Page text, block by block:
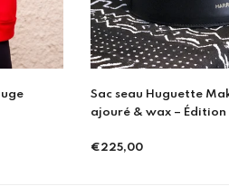
Cagoule Na Biso - Rose
régulier